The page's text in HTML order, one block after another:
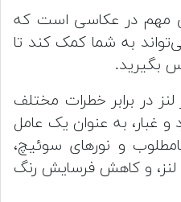
مهم در عکاسی است که
به شما کمک کند تا
بگیرید.
در برابر خطرات مختلف
و غبار، به عنوان یک عامل
و نورهای سوئیچ،
و کاهش فرسایش رنگ